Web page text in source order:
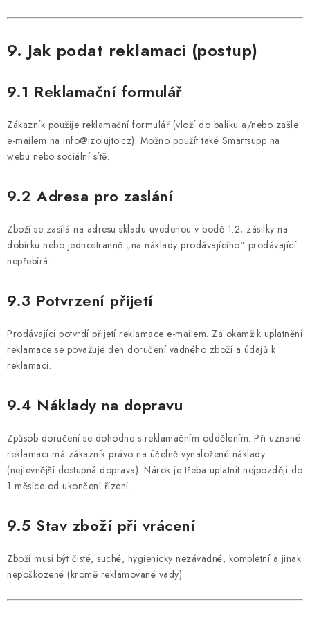
9. Jak podat reklamaci (postup)
9.1 Reklamační formulář
Zákazník použije reklamační formulář (vloží do balíku a/nebo zašle
e-mailem na info@izolujto.cz). Možno použít také Smartsupp na
webu nebo sociální sítě.
9.2 Adresa pro zaslání
Zboží se zasílá na adresu skladu uvedenou v bodě 1.2; zásilky na
dobírku nebo jednostranně „na náklady prodávajícího" prodávající
nepřebírá.
9.3 Potvrzení přijetí
Prodávající potvrdí přijetí reklamace e-mailem. Za okamžik uplatnění
reklamace se považuje den doručení vadného zboží a údajů k
reklamaci.
9.4 Náklady na dopravu
Způsob doručení se dohodne s reklamačním oddělením. Při uznané
reklamaci má zákazník právo na účelně vynaložené náklady
(nejlevnější dostupná doprava). Nárok je třeba uplatnit nejpozději do
1 měsíce od ukončení řízení.
9.5 Stav zboží při vrácení
Zboží musí být čisté, suché, hygienicky nezávadné, kompletní a jinak
nepoškozené (kromě reklamované vady).